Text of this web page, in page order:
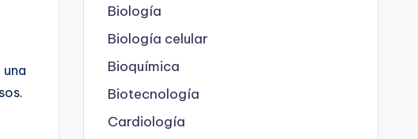
Biología
Biología celular
Bioquímica
Biotecnología
Cardiología